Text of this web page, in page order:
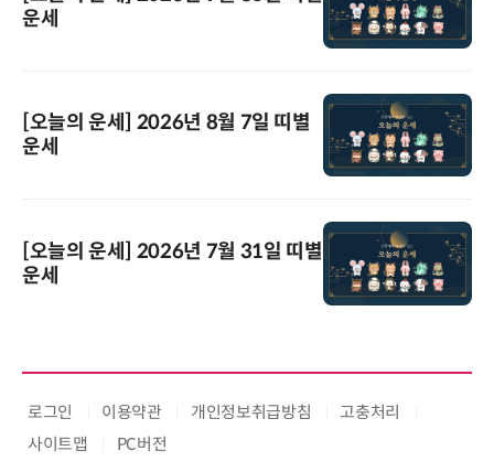
운세
[오늘의 운세] 2026년 8월 7일 띠별
운세
[오늘의 운세] 2026년 7월 31일 띠별
운세
로그인 이용약관 개인정보취급방침
고충처리
사이트맵
PC버전